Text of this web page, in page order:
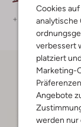
Cookies
analytische
verbessert
platziert
Marketing-
Angebote
werden nur
+ mehr farben